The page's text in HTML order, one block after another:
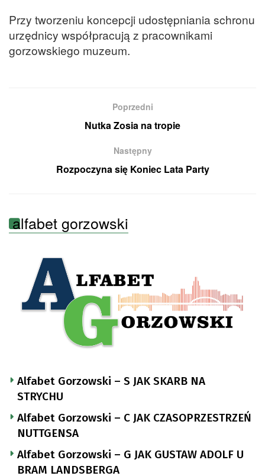
Przy tworzeniu koncepcji udostępniania schronu
urzędnicy współpracują z pracownikami
gorzowskiego muzeum.
Poprzedni
Nutka Zosia na tropie
Następny
Rozpoczyna się Koniec Lata Party
alfabet gorzowski
Alfabet Gorzowski – S JAK SKARB NA
STRYCHU
Alfabet Gorzowski – C JAK CZASOPRZESTRZEŃ
NUTTGENSA
Alfabet Gorzowski – G JAK GUSTAW ADOLF U
BRAM LANDSBERGA